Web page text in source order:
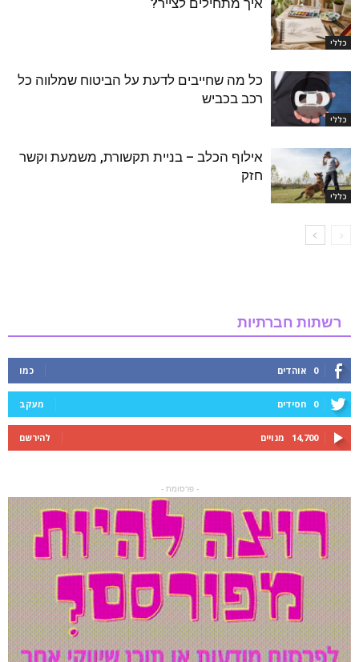
כללי
כללי
כל מה שחייבים לדעת על הביטוח שמלווה כל
רכב בכביש
כללי
אילוף הכלב – בניית תקשורת, משמעת וקשר
חזק
רשתות חברתיות
0 אוהדים כמו
0 חסידים מעקב
14,700 מנויים להירשם
- פרסומת -